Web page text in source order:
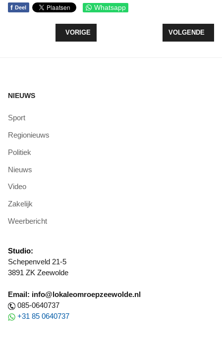
f Deel Whatsapp
VORIG ARTIKEL: ONDERTEKENING
VORIGE VOLGENDE
VOLGENDE
NIEUWS
Sport
Regionieuws
Politiek
Nieuws
Video
Zakelijk
Weerbericht
Studio:
Schepenveld 21-5
3891 ZK Zeewolde
Email: info@lokaleomroepzeewolde.nl
085-0640737
+31 85 0640737